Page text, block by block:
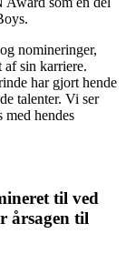
nomineringer,
af sin karriere.
har gjort hende
talenter. Vi ser
med hendes
til ved
årsagen til